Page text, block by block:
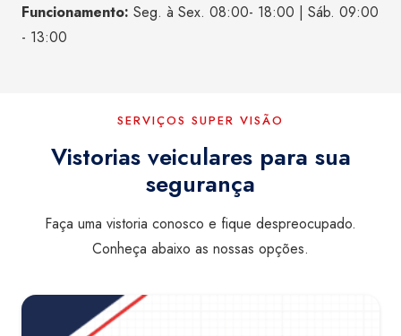
Funcionamento: Seg. à Sex. 08:00- 18:00 | Sáb. 09:00
- 13:00
SERVIÇOS SUPER VISÃO
Vistorias veiculares para sua
segurança
Faça uma vistoria conosco e fique despreocupado.
Conheça abaixo as nossas opções.